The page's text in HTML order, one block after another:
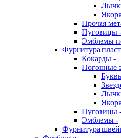
Прочая
Пуговицы -
Эмблемы
Фурнитура
Кокарды -
Погонные
Пуговицы -
Эмблемы -
Фурнитура